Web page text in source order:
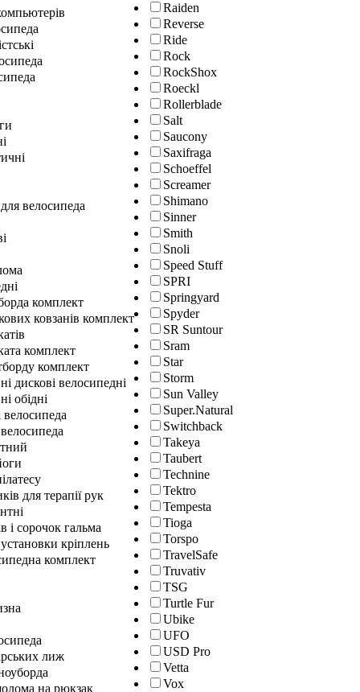
Raiden
Reverse
Ride
Rock
RockShox
Roeckl
Rollerblade
Salt
Saucony
Saxifraga
Schoeffel
Screamer
Shimano
Sinner
Smith
Snoli
Speed Stuff
SPRI
Springyard
Spyder
SR Suntour
Sram
Star
Storm
Sun Valley
Super.Natural
Switchback
Takeya
Taubert
Technine
Tektro
Tempesta
Tioga
Torspo
TravelSafe
Truvativ
TSG
Turtle Fur
Ubike
UFO
USD Pro
Vetta
Vox
велосипеда
комплект
ковзанів комплект
комплект
комплект
дискові велосипедні
обідні
велосипеда
для терапії рук
і сорочок гальма
кріплень
комплект
лиж
на рюкзак